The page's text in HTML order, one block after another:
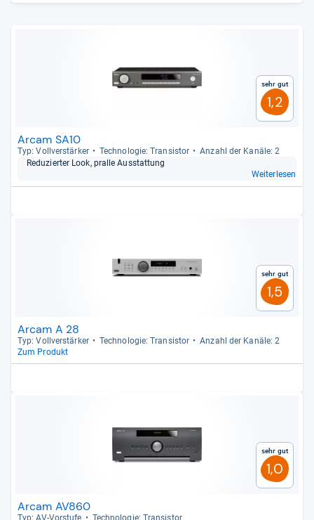
Sehr gut
1,2
Arcam SA10
Typ: Voll­ver­stär­ker Tech­no­lo­gie: Tran­sis­tor
Anzahl der Kanäle: 2
Redu­zier­ter Look, pralle Aus­stat­tung
Weiterlesen
Sehr gut
1,5
Arcam A 28
Typ: Voll­ver­stär­ker Tech­no­lo­gie: Tran­sis­tor
Anzahl der Kanäle: 2
Zum Produkt
Sehr gut
1,0
Arcam AV860
Typ: AV-​Vor­stufe Tech­no­lo­gie: Tran­sis­tor